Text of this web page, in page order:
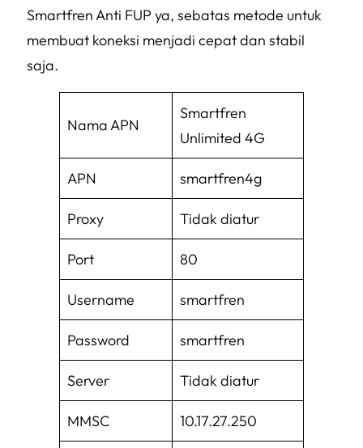
Smartfren Anti FUP ya, sebatas metode untuk
membuat koneksi menjadi cepat dan stabil
saja.
Nama APN
Smartfren
Unlimited 4G
APN smartfren4g
Proxy Tidak diatur
Port 80
Username smartfren
Password smartfren
Server Tidak diatur
MMSC 10.17.27.250